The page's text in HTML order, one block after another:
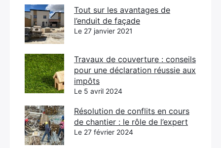
Tout sur les avantages de
l’enduit de façade
Le 27 janvier 2021
Travaux de couverture : conseils
pour une déclaration réussie aux
impôts
Le 5 avril 2024
Résolution de conflits en cours
de chantier : le rôle de l’expert
Le 27 février 2024